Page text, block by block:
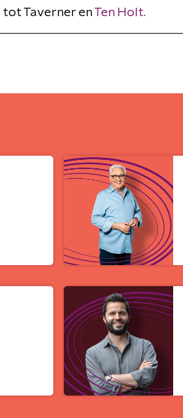
tot Taverner enTen Holt.